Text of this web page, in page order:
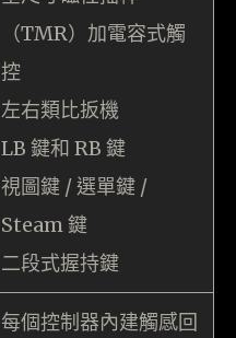
（TMR）加電容式觸
控
左右類比扳機
LB 鍵和 RB 鍵
視圖鍵 / 選單鍵 /
Steam 鍵
二段式握持鍵
每個控制器內建觸感回